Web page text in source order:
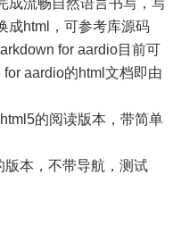
成流畅自然语言书写，写
成html，可参考库源码
for aardio目前可
aardio的html文档即由
的阅读版本，带简单
版本，不带导航，测试